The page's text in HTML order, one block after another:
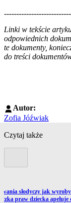
Linki w tekście
odpowiednich
te dokumenty,
do treści
Autor:
Zofia Jóźwiak
Czytaj także
do artykułu:
słodyczy jak
praw dziecka apeluje